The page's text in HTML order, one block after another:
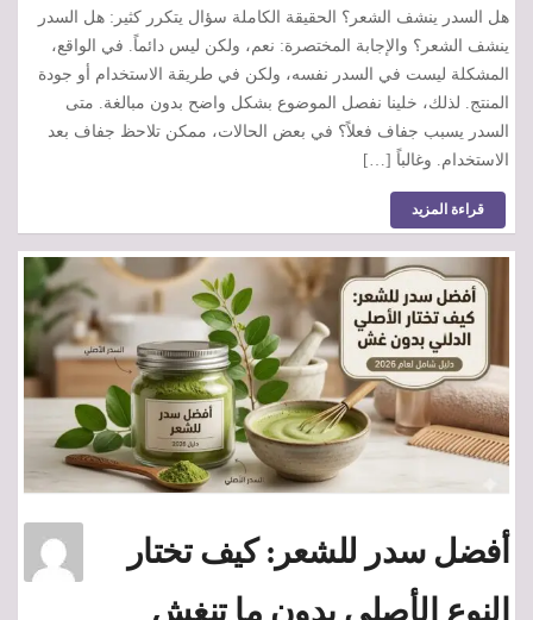
هل السدر ينشف الشعر؟ الحقيقة الكاملة سؤال يتكرر كثير: هل السدر
ينشف الشعر؟ والإجابة المختصرة: نعم، ولكن ليس دائماً. في الواقع،
المشكلة ليست في السدر نفسه، ولكن في طريقة الاستخدام أو جودة
المنتج. لذلك، خلينا نفصل الموضوع بشكل واضح بدون مبالغة. متى
السدر يسبب جفاف فعلاً؟ في بعض الحالات، ممكن تلاحظ جفاف بعد
الاستخدام. وغالباً […]
قراءة المزيد
أفضل سدر للشعر: كيف تختار
النوع الأصلي بدون ما تنغش